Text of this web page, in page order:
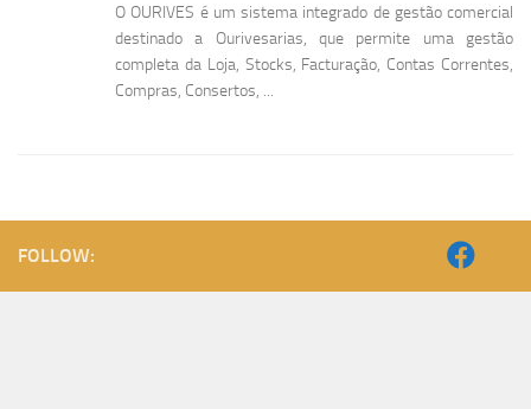
O OURIVES é um sistema integrado de gestão comercial
destinado a Ourivesarias, que permite uma gestão
completa da Loja, Stocks, Facturação, Contas Correntes,
Compras, Consertos, ...
FOLLOW: